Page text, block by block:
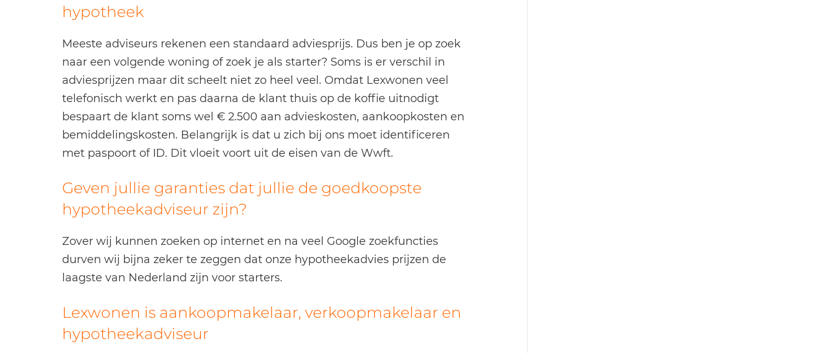
hypotheek
Meeste adviseurs rekenen een standaard adviesprijs. Dus ben je op zoek
naar een volgende woning of zoek je als starter? Soms is er verschil in
adviesprijzen maar dit scheelt niet zo heel veel. Omdat Lexwonen veel
telefonisch werkt en pas daarna de klant thuis op de koffie uitnodigt
bespaart de klant soms wel € 2.500 aan advieskosten, aankoopkosten en
bemiddelingskosten. Belangrijk is dat u zich bij ons moet identificeren
met paspoort of ID. Dit vloeit voort uit de eisen van de Wwft.
Geven jullie garanties dat jullie de goedkoopste
hypotheekadviseur zijn?
Zover wij kunnen zoeken op internet en na veel Google zoekfuncties
durven wij bijna zeker te zeggen dat onze hypotheekadvies prijzen de
laagste van Nederland zijn voor starters.
Lexwonen is aankoopmakelaar, verkoopmakelaar en
hypotheekadviseur